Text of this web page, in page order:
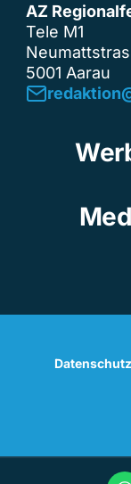
AZ
Tele M1
5001 Aarau
Datenschutz